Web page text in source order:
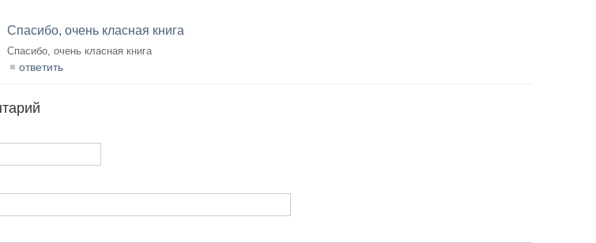
Спасибо, очень класная книга
Спасибо, очень класная книга
ответить